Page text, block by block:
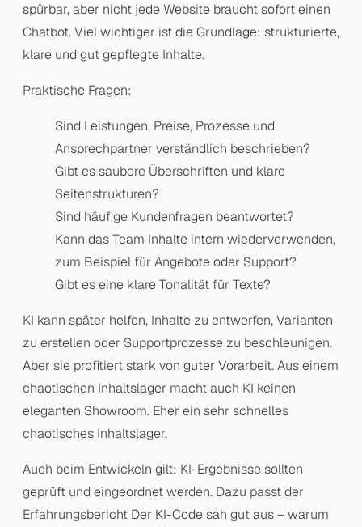
spürbar, aber nicht jede Website braucht sofort einen
Chatbot. Viel wichtiger ist die Grundlage: strukturierte,
klare und gut gepflegte Inhalte.
Praktische Fragen:
Sind Leistungen, Preise, Prozesse und
Ansprechpartner verständlich beschrieben?
Gibt es saubere Überschriften und klare
Seitenstrukturen?
Sind häufige Kundenfragen beantwortet?
Kann das Team Inhalte intern wiederverwenden,
zum Beispiel für Angebote oder Support?
Gibt es eine klare Tonalität für Texte?
KI kann später helfen, Inhalte zu entwerfen, Varianten
zu erstellen oder Supportprozesse zu beschleunigen.
Aber sie profitiert stark von guter Vorarbeit. Aus einem
chaotischen Inhaltslager macht auch KI keinen
eleganten Showroom. Eher ein sehr schnelles
chaotisches Inhaltslager.
Auch beim Entwickeln gilt: KI-Ergebnisse sollten
geprüft und eingeordnet werden. Dazu passt der
Erfahrungsbericht Der KI-Code sah gut aus – warum